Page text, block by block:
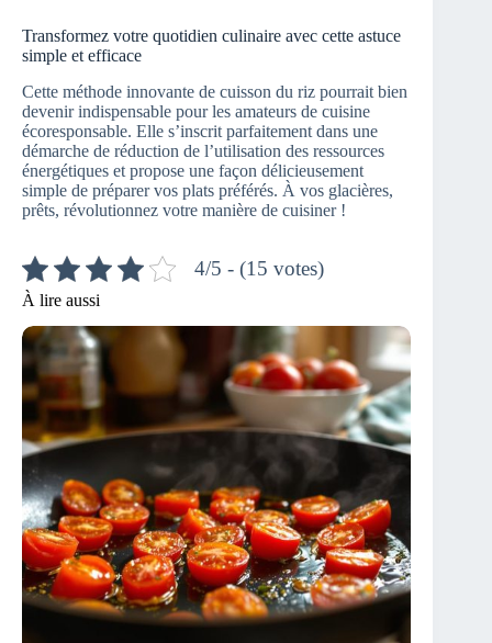
Transformez votre quotidien culinaire avec cette astuce
simple et efficace
Cette méthode innovante de cuisson du riz pourrait bien
devenir indispensable pour les amateurs de cuisine
écoresponsable. Elle s’inscrit parfaitement dans une
démarche de réduction de l’utilisation des ressources
énergétiques et propose une façon délicieusement
simple de préparer vos plats préférés. À vos glacières,
prêts, révolutionnez votre manière de cuisiner !
4/5 - (15 votes)
À lire aussi